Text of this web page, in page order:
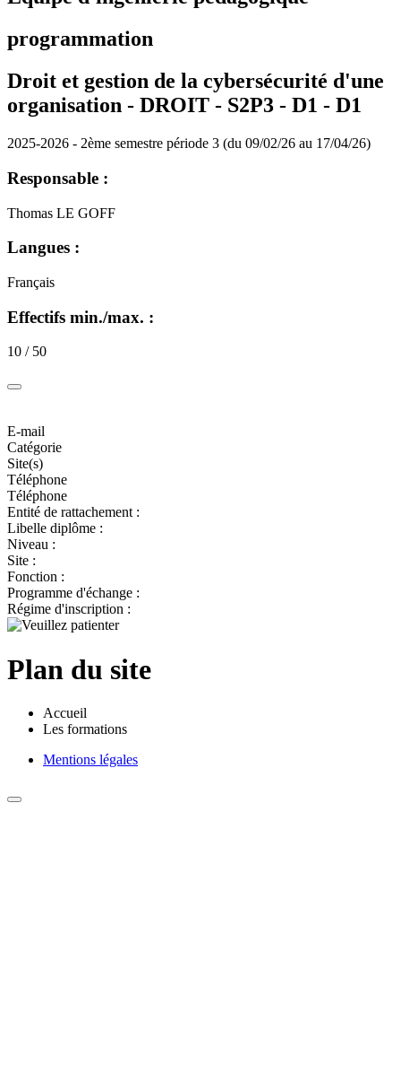
programmation
Droit et gestion de la cybersécurité d'une
organisation - DROIT - S2P3 - D1 - D1
2025-2026 - 2ème semestre période 3 (du 09/02/26 au 17/04/26)
Responsable :
Thomas LE GOFF
Langues :
Français
Effectifs min./max. :
10 / 50
E-mail
Catégorie
Site(s)
Téléphone
Téléphone
Entité de rattachement :
Libelle diplôme :
Niveau :
Site :
Fonction :
Programme d'échange :
Régime d'inscription :
Plan du site
Accueil
Les formations
Mentions légales